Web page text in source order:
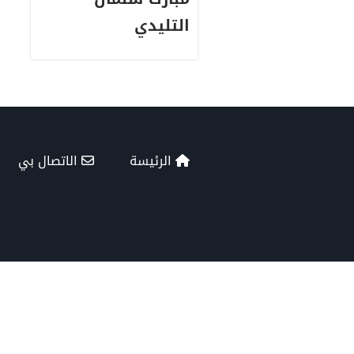
التليدي
الرئيسة الاتصال بي